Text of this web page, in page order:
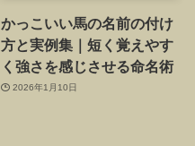
かっこいい馬の名前の付け
方と実例集｜短く覚えやす
く強さを感じさせる命名術
2026年1月10日